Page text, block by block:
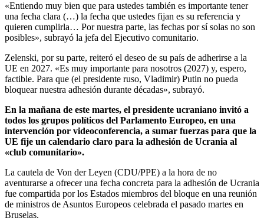
«Entiendo muy bien que para ustedes también es importante tener
una fecha clara (…) la fecha que ustedes fijan es su referencia y
quieren cumplirla… Por nuestra parte, las fechas por sí solas no son
posibles», subrayó la jefa del Ejecutivo comunitario.
Zelenski, por su parte, reiteró el deseo de su país de adherirse a la
UE en 2027. «Es muy importante para nosotros (2027) y, espero,
factible. Para que (el presidente ruso, Vladimir) Putin no pueda
bloquear nuestra adhesión durante décadas», subrayó.
En la mañana de este martes, el presidente ucraniano invitó a
todos los grupos políticos del Parlamento Europeo, en una
intervención por videoconferencia, a sumar fuerzas para que la
UE fije un calendario claro para la adhesión de Ucrania al
«club comunitario».
La cautela de Von der Leyen (CDU/PPE) a la hora de no
aventurarse a ofrecer una fecha concreta para la adhesión de Ucrania
fue compartida por los Estados miembros del bloque en una reunión
de ministros de Asuntos Europeos celebrada el pasado martes en
Bruselas.